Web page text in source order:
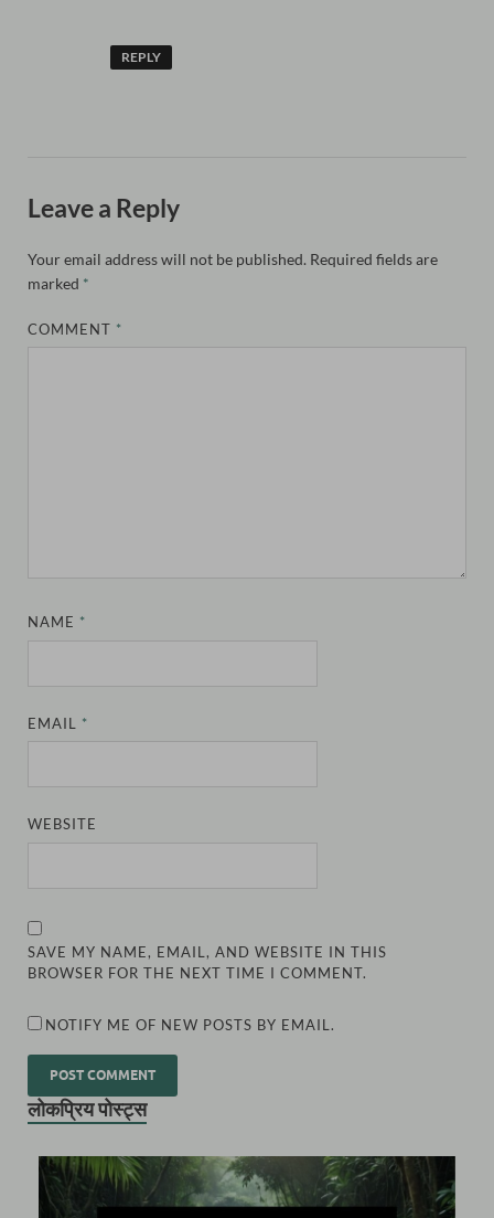
REPLY
Leave a Reply
Your email address will not be published. Required fields are
marked *
COMMENT *
NAME *
EMAIL *
WEBSITE
SAVE MY NAME, EMAIL, AND WEBSITE IN THIS
BROWSER FOR THE NEXT TIME I COMMENT.
NOTIFY ME OF NEW POSTS BY EMAIL.
लोकप्रिय पोस्ट्स